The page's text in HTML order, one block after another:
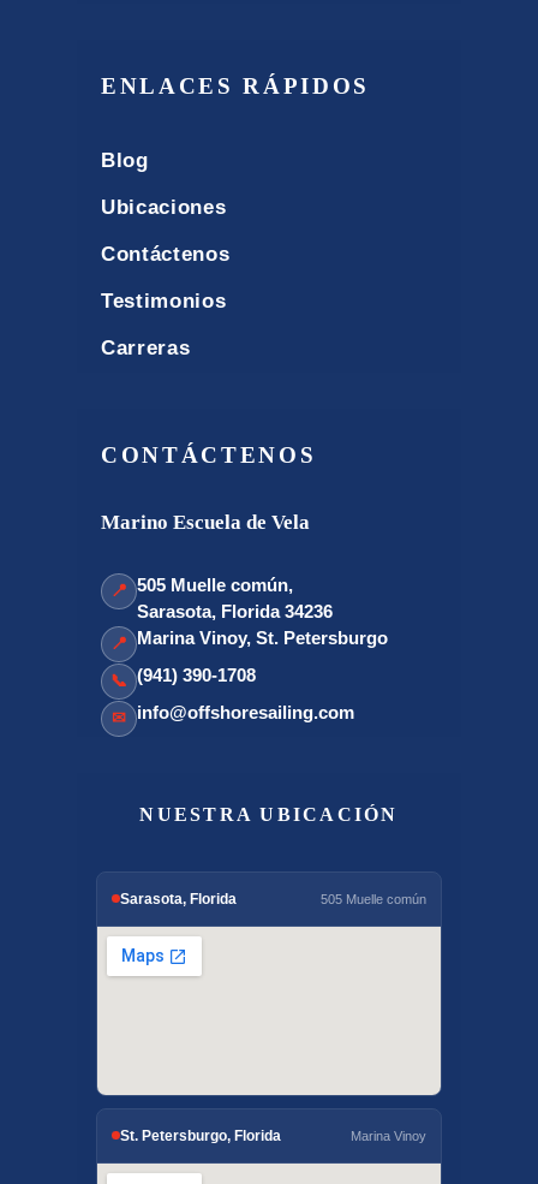
ENLACES RÁPIDOS
Blog
Ubicaciones
Contáctenos
Testimonios
Carreras
CONTÁCTENOS
Marino Escuela de Vela
📍 505 Muelle común,
Sarasota, Florida 34236
📍 Marina Vinoy, St. Petersburgo
📞 (941) 390-1708
✉ info@offshoresailing.com
NUESTRA UBICACIÓN
Sarasota, Florida 505 Muelle común
St. Petersburgo, Florida Marina Vinoy